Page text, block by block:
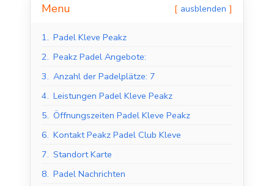
Menu ausblenden
1. Padel Kleve Peakz
2. Peakz Padel Angebote:
3. Anzahl der Padelplätze: 7
4. Leistungen Padel Kleve Peakz
5. Öffnungszeiten Padel Kleve Peakz
6. Kontakt Peakz Padel Club Kleve
7. Standort Karte
8. Padel Nachrichten